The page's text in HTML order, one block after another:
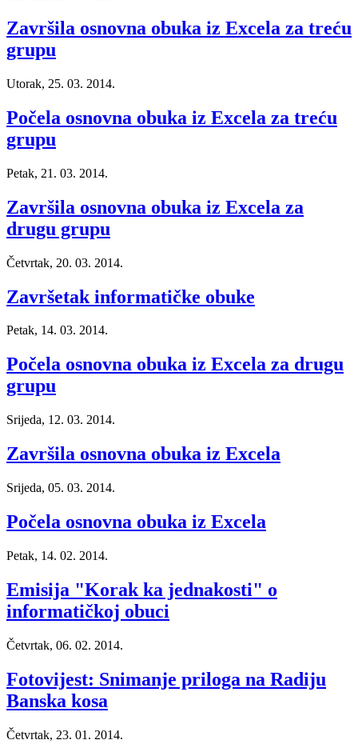
Završila osnovna obuka iz Excela za treću
grupu
Utorak, 25. 03. 2014.
Počela osnovna obuka iz Excela za treću
grupu
Petak, 21. 03. 2014.
Završila osnovna obuka iz Excela za
drugu grupu
Četvrtak, 20. 03. 2014.
Završetak informatičke obuke
Petak, 14. 03. 2014.
Počela osnovna obuka iz Excela za drugu
grupu
Srijeda, 12. 03. 2014.
Završila osnovna obuka iz Excela
Srijeda, 05. 03. 2014.
Počela osnovna obuka iz Excela
Petak, 14. 02. 2014.
Emisija "Korak ka jednakosti" o
informatičkoj obuci
Četvrtak, 06. 02. 2014.
Fotovijest: Snimanje priloga na Radiju
Banska kosa
Četvrtak, 23. 01. 2014.